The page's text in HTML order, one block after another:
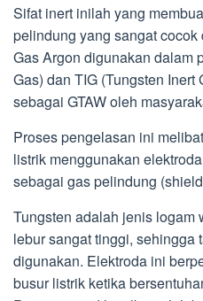
Sifat inert inilah yang
pelindung yang sangat
Gas Argon digunakan dalam
Gas) dan TIG (Tungsten
sebagai GTAW oleh
Proses pengelasan ini
listrik menggunakan
sebagai gas pelindung
Tungsten adalah jenis logam
lebur sangat tinggi, sehingga
digunakan. Elektroda ini
busur listrik ketika